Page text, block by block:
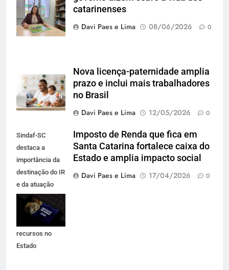
Santana
catarinenses
Davi Paes e Lima
08/06/2026 0
Nova licença-paternidade amplia
prazo e inclui mais trabalhadores
no Brasil
Davi Paes e Lima
12/05/2026 0
Sindaf-SC
destaca a
importância da
destinação do IR
e da atuação
técnica que
garante
permanência de
recursos no
Estado
Imposto de Renda que fica em
Santa Catarina fortalece caixa do
Estado e amplia impacto social
Davi Paes e Lima
17/04/2026 0